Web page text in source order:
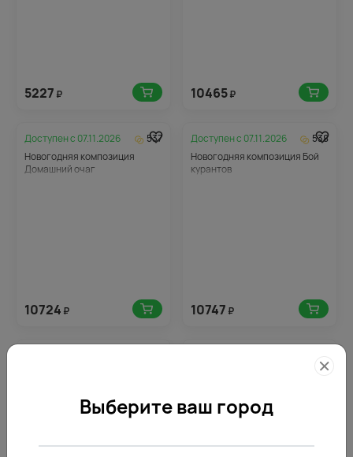
5227 ₽ 10465₽
Доступен с 07.11.2026
537
Новогодняя композиция
Домашний очаг
10724 ₽
Доступен с 07.11.2026
538
Новогодняя композиция Бой
курантов
10747 ₽
Новогодняя композиция Дар
Выберите ваш город